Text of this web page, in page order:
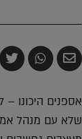
שלח
בדואר
שתף
ב-
ב-
אספנים היכונו
שלא עם מנהל